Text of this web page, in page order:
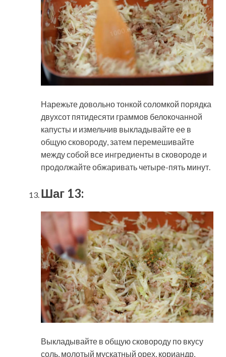
Нарежьте довольно тонкой соломкой порядка
двухсот пятидесяти граммов белокочанной
капусты и измельчив выкладывайте ее в
общую сковороду, затем перемешивайте
между собой все ингредиенты в сковороде и
продолжайте обжаривать четыре-пять минут.
Шаг 13:
Выкладывайте в общую сковороду по вкусу
соль, молотый мускатный орех, кориандр,